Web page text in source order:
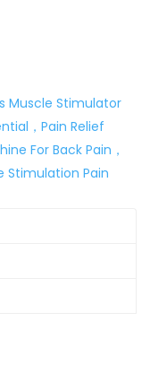
Muscle Stimulator
，Pain Relief
For Back Pain，
Stimulation Pain